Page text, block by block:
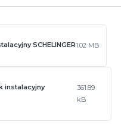
SCHELINGER1.02 MB
instalacyjny
361.89
kB